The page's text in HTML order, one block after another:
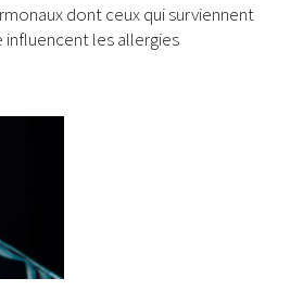
dont ceux qui surviennent
influencent les allergies